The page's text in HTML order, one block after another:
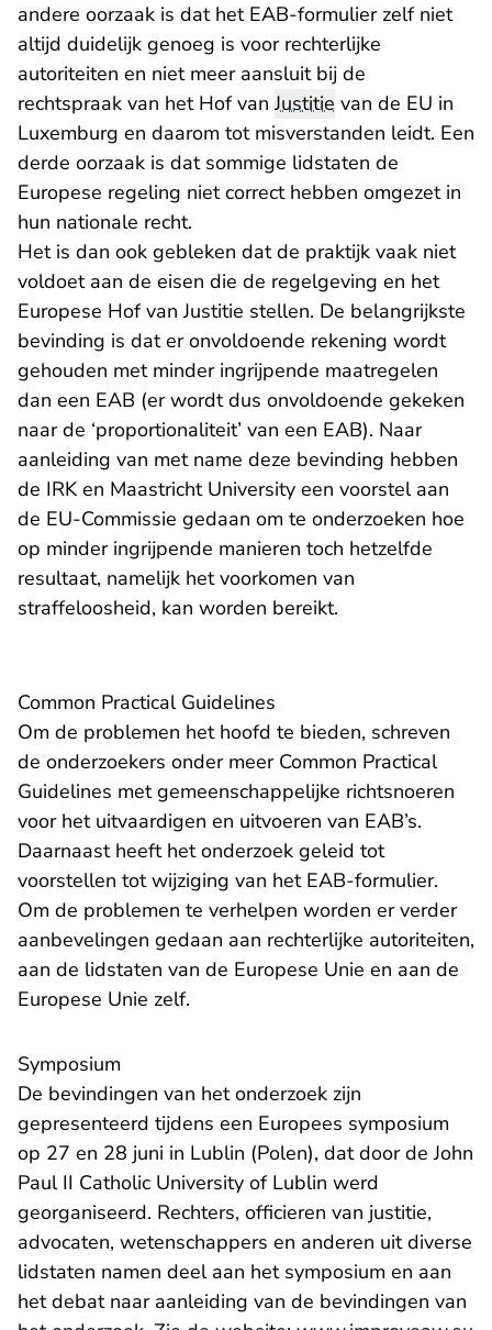
andere oorzaak is dat het EAB-formulier zelf niet
altijd duidelijk genoeg is voor rechterlijke
autoriteiten en niet meer aansluit bij de
rechtspraak van het Hof vanJustitie van de EU in
Luxemburg en daarom tot misverstanden leidt. Een
derde oorzaak is dat sommige lidstaten de
Europese regeling niet correct hebben omgezet in
hun nationale recht.
Het is dan ook gebleken dat de praktijk vaak niet
voldoet aan de eisen die de regelgeving en het
Europese Hof van Justitie stellen. De belangrijkste
bevinding is dat er onvoldoende rekening wordt
gehouden met minder ingrijpende maatregelen
dan een EAB (er wordt dus onvoldoende gekeken
naar de ‘proportionaliteit’ van een EAB). Naar
aanleiding van met name deze bevinding hebben
de IRK en Maastricht University een voorstel aan
de EU-Commissie gedaan om te onderzoeken hoe
op minder ingrijpende manieren toch hetzelfde
resultaat, namelijk het voorkomen van
straffeloosheid, kan worden bereikt.
Common Practical Guidelines
Om de problemen het hoofd te bieden, schreven
de onderzoekers onder meer Common Practical
Guidelines met gemeenschappelijke richtsnoeren
voor het uitvaardigen en uitvoeren van EAB’s.
Daarnaast heeft het onderzoek geleid tot
voorstellen tot wijziging van het EAB-formulier.
Om de problemen te verhelpen worden er verder
aanbevelingen gedaan aan rechterlijke autoriteiten,
aan de lidstaten van de Europese Unie en aan de
Europese Unie zelf.
Symposium
De bevindingen van het onderzoek zijn
gepresenteerd tijdens een Europees symposium
op 27 en 28 juni in Lublin (Polen), dat door de John
Paul II Catholic University of Lublin werd
georganiseerd. Rechters, officieren van justitie,
advocaten, wetenschappers en anderen uit diverse
lidstaten namen deel aan het symposium en aan
het debat naar aanleiding van de bevindingen van